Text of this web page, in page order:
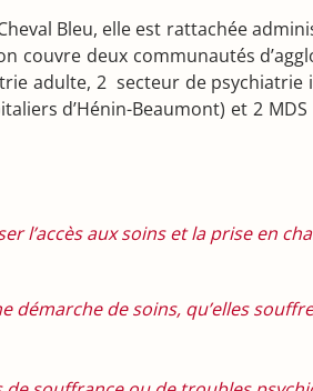
Bleu, elle est rattachée
couvre deux communautés
adulte, 2 secteur de
d’Hénin-Beaumont) et 2
l’accès aux soins et la prise en
de soins, qu’elles